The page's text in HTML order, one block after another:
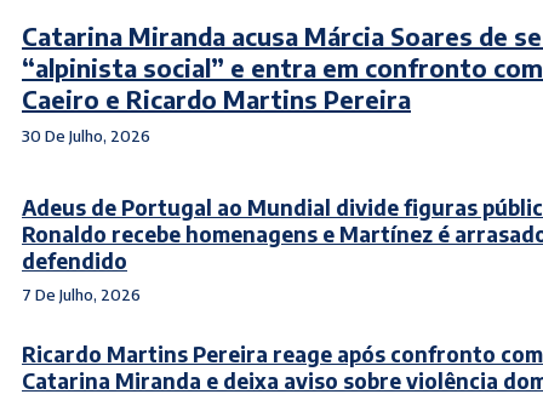
Catarina Miranda acusa Márcia Soares de
“alpinista social” e entra em confronto
Caeiro e Ricardo Martins Pereira
30 De Julho, 2026
Adeus de Portugal ao Mundial divide figuras
Ronaldo recebe homenagens e Martínez é
defendido
7 De Julho, 2026
Ricardo Martins Pereira reage após confronto com
Catarina Miranda e deixa aviso sobre violência